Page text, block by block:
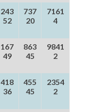
243
52
737
20
7161
4
167
49
863
45
9841
2
418
36
455
45
2354
2